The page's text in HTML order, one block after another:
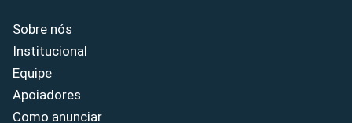
Sobre nós
Institucional
Equipe
Apoiadores
Como anunciar